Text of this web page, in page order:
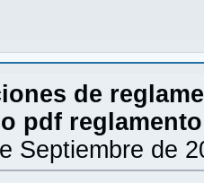
de
pdf
Septiembre de